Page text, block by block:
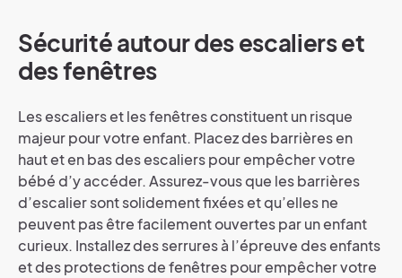
Sécurité autour des escaliers et
des fenêtres
Les escaliers et les fenêtres constituent un risque
majeur pour votre enfant. Placez des barrières en
haut et en bas des escaliers pour empêcher votre
bébé d’y accéder. Assurez-vous que les barrières
d’escalier sont solidement fixées et qu’elles ne
peuvent pas être facilement ouvertes par un enfant
curieux. Installez des serrures à l’épreuve des enfants
et des protections de fenêtres pour empêcher votre